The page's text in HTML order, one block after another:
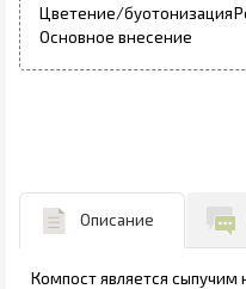
Цветение/буотонизация
Основное внесение
Описание
Компост является сыпучим